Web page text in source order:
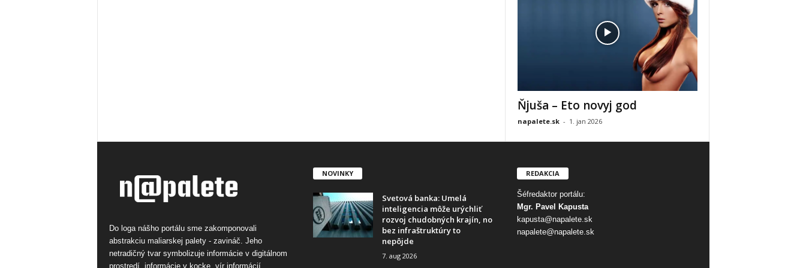
Ňjuša – Eto novyj god
napalete.sk - 1. jan 2026
Do loga nášho portálu sme zakomponovali
abstrakciu maliarskej palety - zavináč. Jeho
netradičný tvar symbolizuje informácie v digitálnom
prostredí, informácie v kocke, vír informácií.
NOVINKY
Svetová banka: Umelá
inteligencia môže urýchliť
rozvoj chudobných krajín, no
bez infraštruktúry to
nepôjde
7. aug 2026
REDAKCIA
Šéfredaktor portálu:
Mgr. Pavel Kapusta
kapusta@napalete.sk
napalete@napalete.sk